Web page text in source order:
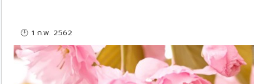
🕑 1 ก.พ. 2562